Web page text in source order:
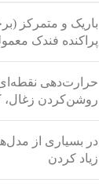
باریک و متمرکز
پراکنده فندک
حرارت‌دهی
روشن‌کردن زغال،
در بسیاری از
زیاد کردن